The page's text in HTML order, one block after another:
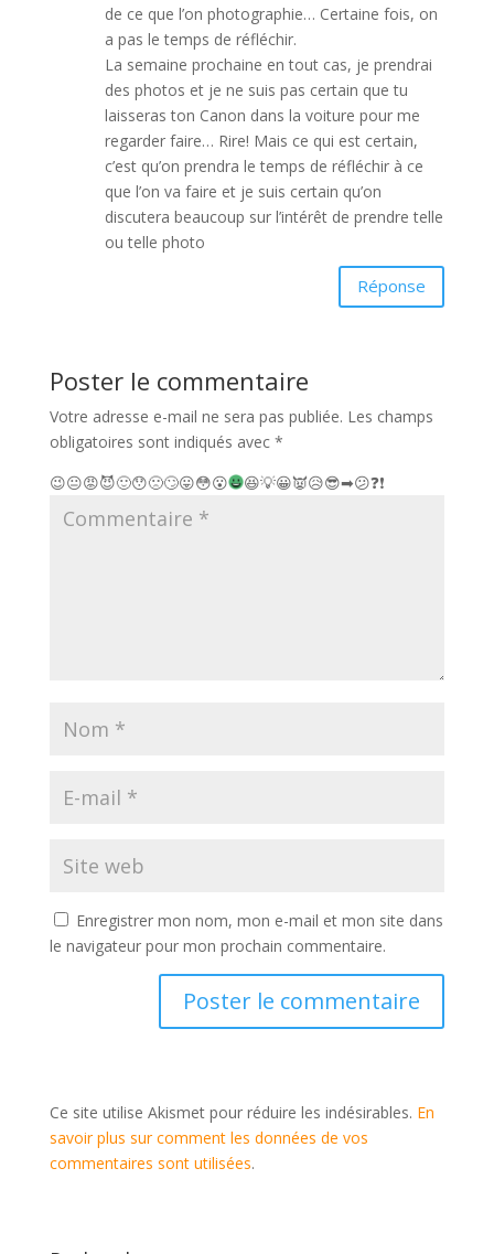
de ce que l’on photographie… Certaine fois, on
a pas le temps de réfléchir.
La semaine prochaine en tout cas, je prendrai
des photos et je ne suis pas certain que tu
laisseras ton Canon dans la voiture pour me
regarder faire… Rire! Mais ce qui est certain,
c’est qu’on prendra le temps de réfléchir à ce
que l’on va faire et je suis certain qu’on
discutera beaucoup sur l’intérêt de prendre telle
ou telle photo
Réponse
Poster le commentaire
Votre adresse e-mail ne sera pas publiée. Les champs
obligatoires sont indiqués avec *
😉😐😡😈🙂😯🙁🙄😛😳😮 😆💡😀👿😥😎➡😕❓❗
Enregistrer mon nom, mon e-mail et mon site dans
le navigateur pour mon prochain commentaire.
Ce site utilise Akismet pour réduire les indésirables. En
savoir plus sur comment les données de vos
commentaires sont utilisées.